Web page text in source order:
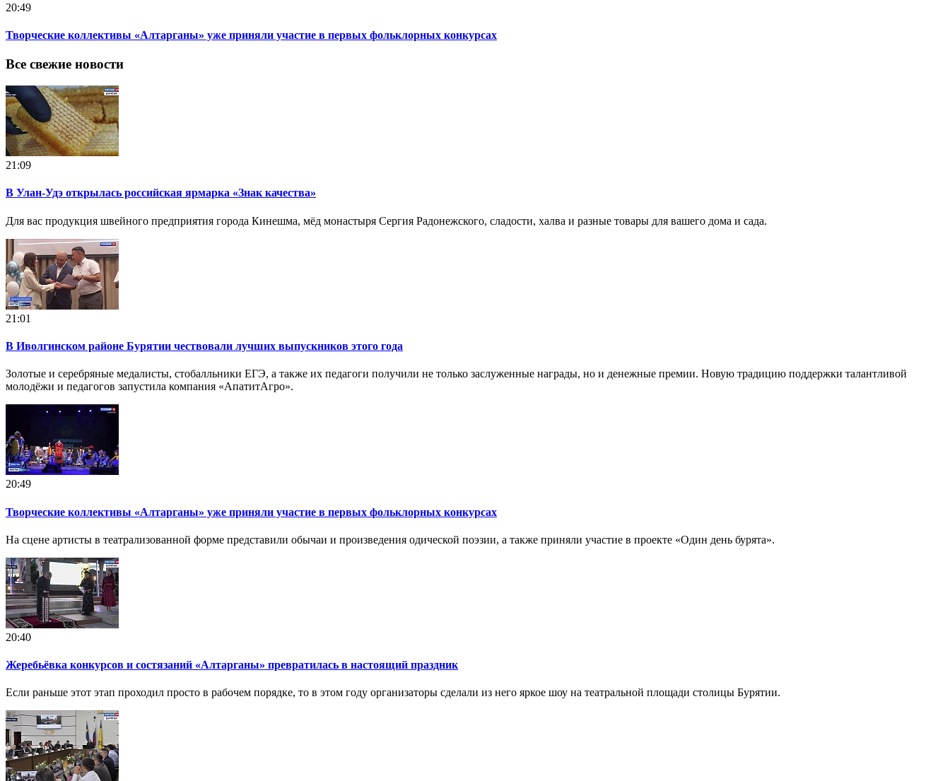
20:49
Творческие коллективы «Алтарганы» уже приняли участие в первых фольклорных конкурсах
Все свежие новости
21:09
В Улан-Удэ открылась российская ярмарка «Знак качества»
Для вас продукция швейного предприятия города Кинешма, мёд монастыря Сергия Радонежского, сладости, халва и разные товары для вашего дома и сада.
21:01
В Иволгинском районе Бурятии чествовали лучших выпускников этого года
Золотые и серебряные медалисты, стобалльники ЕГЭ, а также их педагоги получили не только заслуженные награды, но и денежные премии. Новую традицию поддержки талантливой
молодёжи и педагогов запустила компания «АпатитАгро».
20:49
Творческие коллективы «Алтарганы» уже приняли участие в первых фольклорных конкурсах
На сцене артисты в театрализованной форме представили обычаи и произведения одической поэзии, а также приняли участие в проекте «Один день бурята».
20:40
Жеребьёвка конкурсов и состязаний «Алтарганы» превратилась в настоящий праздник
Если раньше этот этап проходил просто в рабочем порядке, то в этом году организаторы сделали из него яркое шоу на театральной площади столицы Бурятии.